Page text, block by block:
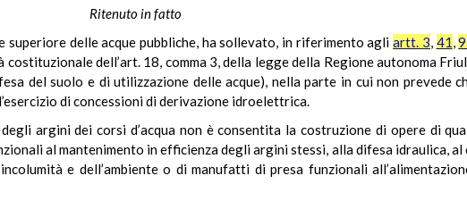
Ritenuto in fatto
superiore delle acque pubbliche, ha sollevato, in riferimento agliartt. 3, 41,
dell’art. 18, comma 3, della legge della Regione autonoma
del suolo e di utilizzazione delle acque), nella parte in cui non prevede
di concessioni di derivazione idroelettrica.
argini dei corsi d’acqua non è consentita la costruzione di opere di
al mantenimento in efficienza degli argini stessi, alla difesa idraulica,
e dell’ambiente o di manufatti di presa funzionali